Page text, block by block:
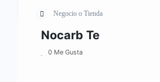
Negocio o Tienda
Nocarb Te
0 Me Gusta